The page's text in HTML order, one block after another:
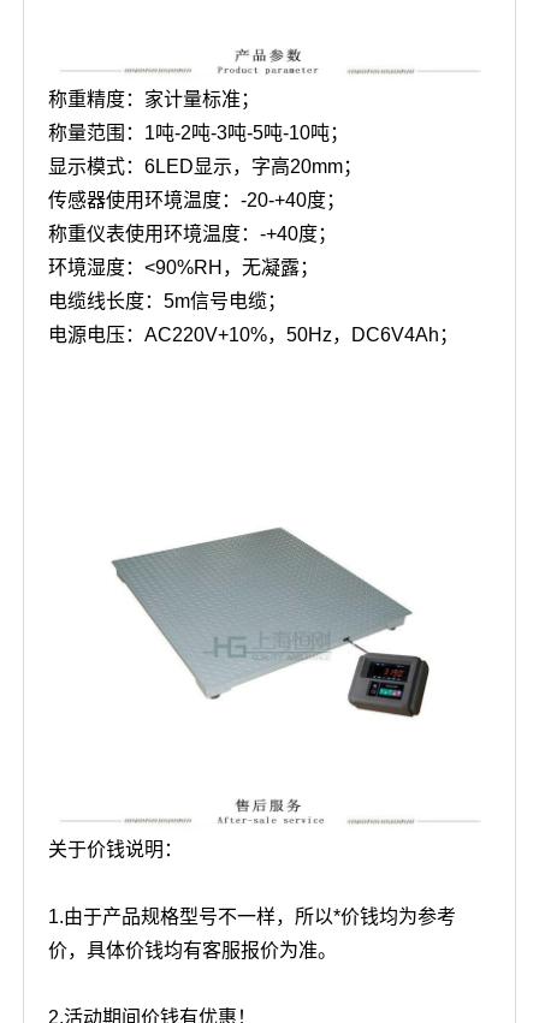
称重精度：家计量标准；
称量范围：1吨-2吨-3吨-5吨-10吨；
显示模式：6LED显示，字高20mm；
传感器使用环境温度：-20-+40度；
称重仪表使用环境温度：-+40度；
环境湿度：<90%RH，无凝露；
电缆线长度：5m信号电缆；
电源电压：AC220V+10%，50Hz，DC6V4Ah；
关于价钱说明：
1.由于产品规格型号不一样，所以*价钱均为参考
价，具体价钱均有客服报价为准。
2.活动期间价钱有优惠！